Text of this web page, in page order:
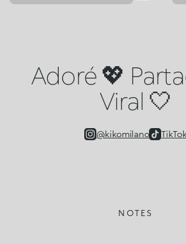
Adoré 💖
Viral 🤍
@kikomilano TikTok
NOTES